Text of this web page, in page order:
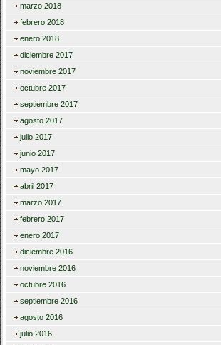
marzo 2018
febrero 2018
enero 2018
diciembre 2017
noviembre 2017
octubre 2017
septiembre 2017
agosto 2017
julio 2017
junio 2017
mayo 2017
abril 2017
marzo 2017
febrero 2017
enero 2017
diciembre 2016
noviembre 2016
octubre 2016
septiembre 2016
agosto 2016
julio 2016